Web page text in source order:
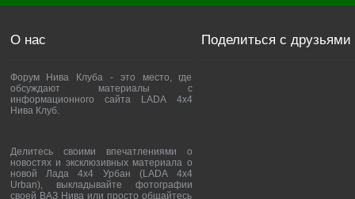
О нас
Форум Нива Клуба - это место, где
обсуждают материалы с
информационного сайта LADA 4x4
Нива Клуб.
Делитесь своими впечатлениями о
новостях и эксклюзивных материала о
новой Лада 4х4 Урбан (LADA 4x4
Urban), выкладывайте фотографии
своей ВАЗ Нива или просто общайтесь
Поделиться с друзьями